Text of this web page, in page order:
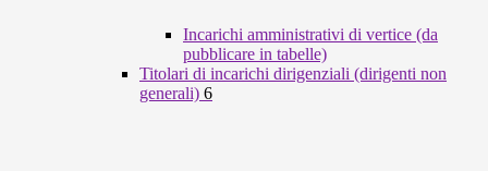
Incarichi amministrativi di vertice (da
pubblicare in tabelle)
Titolari di incarichi dirigenziali (dirigenti non
generali) 6